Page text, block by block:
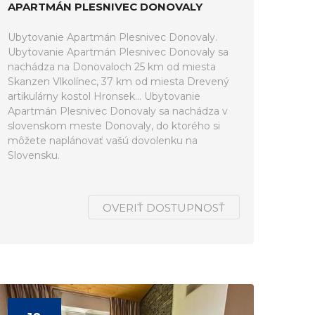
APARTMÁN PLESNIVEC DONOVALY
Ubytovanie Apartmán Plesnivec Donovaly.
Ubytovanie Apartmán Plesnivec Donovaly sa
nachádza na Donovaloch 25 km od miesta
Skanzen Vlkolínec, 37 km od miesta Drevený
artikulárny kostol Hronsek... Ubytovanie
Apartmán Plesnivec Donovaly sa nachádza v
slovenskom meste Donovaly, do ktorého si
môžete naplánovať vašú dovolenku na
Slovensku.
OVERIŤ DOSTUPNOSŤ